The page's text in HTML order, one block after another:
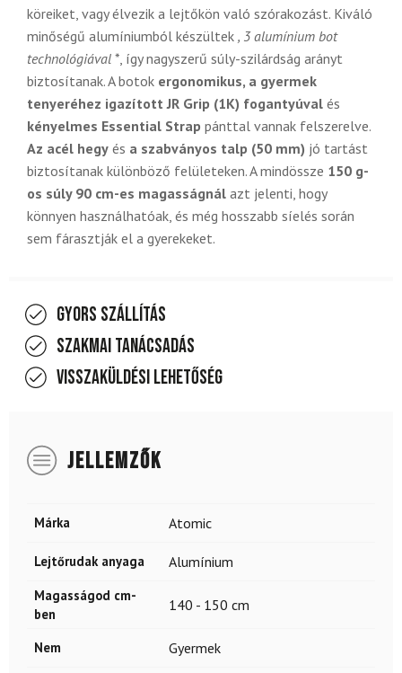
köreiket, vagy élvezik a lejtőkön való szórakozást. Kiváló
minőségű alumíniumból készültek , 3alumínium bot
technológiával *, így nagyszerű súly-szilárdság arányt
biztosítanak. A botok ergonomikus, a gyermek
tenyeréhez igazított JR Grip (1K) fogantyúval és
kényelmes Essential Strap pánttal vannak felszerelve.
Az acél hegy és a szabványos talp (50 mm) jó tartást
biztosítanak különböző felületeken. A mindössze 150 g-
os súly 90 cm-es magasságnál azt jelenti, hogy
könnyen használhatóak, és még hosszabb síelés során
sem fárasztják el a gyerekeket.
Gyors szállítás
Szakmai tanácsadás
Visszaküldési lehetőség
JELLEMZŐK
Márka Atomic
Lejtőrudak anyaga Alumínium
Magasságod cm-
ben
140 - 150 cm
Nem Gyermek